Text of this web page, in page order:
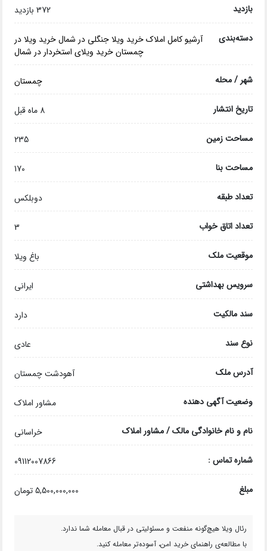
بازدید 372 بازدید
دسته‌بندی آرشیو کامل املاک خرید ویلا جنگلی در شمال خرید ویلا در
چمستان خرید ویلای استخردار در شمال
شهر / محله چمستان
تاریخ انتشار 8 ماه قبل
مساحت زمین 235
مساحت بنا 170
تعداد طبقه دوبلکس
تعداد اتاق خواب 3
موقعیت ملک باغ ویلا
سرویس بهداشتی ایرانی
سند مالکیت دارد
نوع سند عادی
آدرس ملک آهودشت چمستان
وضعیت آگهی دهنده مشاور املاک
نام و نام خانوادگی مالک / مشاور املاک خراسانی
شماره تماس : 09112007866
مبلغ 5,500,000,000 تومان
رئال ویلا هیچ‌گونه منفعت و مسئولیتی در قبال معامله شما ندارد.
با مطالعه‌ی راهنمای خرید امن، آسوده‌تر معامله کنید.